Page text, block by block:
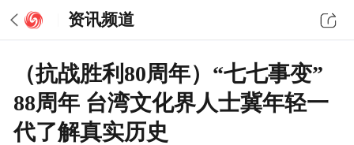
资讯频道
（抗战胜利80周年）“七七事变”
88周年 台湾文化界人士冀年轻一
代了解真实历史